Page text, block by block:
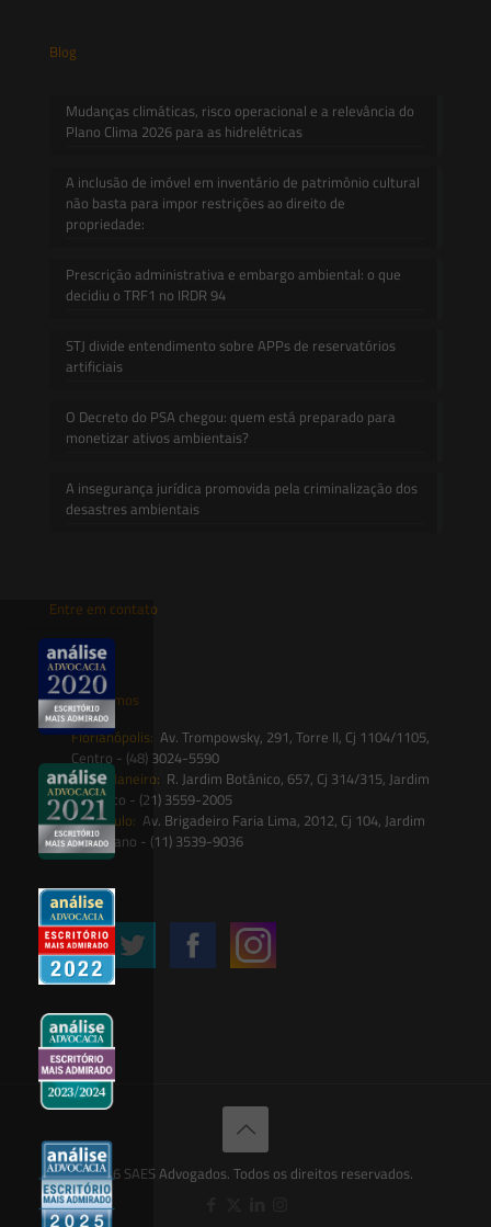
Blog
Mudanças climáticas, risco operacional e a relevância do
Plano Clima 2026 para as hidrelétricas
A inclusão de imóvel em inventário de patrimônio cultural
não basta para impor restrições ao direito de
propriedade:
Prescrição administrativa e embargo ambiental: o que
decidiu o TRF1 no IRDR 94
STJ divide entendimento sobre APPs de reservatórios
artificiais
O Decreto do PSA chegou: quem está preparado para
monetizar ativos ambientais?
A insegurança jurídica promovida pela criminalização dos
desastres ambientais
Entre em contato
contato@saesadvogados.com.br
Onde estamos
Florianópolis: Av. Trompowsky, 291, Torre II, Cj 1104/1105,
Centro - (48) 3024-5590
Rio de Janeiro: R. Jardim Botânico, 657, Cj 314/315, Jardim
Botânico - (21) 3559-2005
São Paulo: Av. Brigadeiro Faria Lima, 2012, Cj 104, Jardim
Paulistano - (11) 3539-9036
Siga-nos
© 2026 SAES Advogados. Todos os direitos reservados.